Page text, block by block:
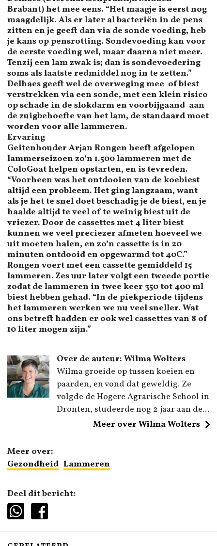
Brabant) het mee eens. “Het maagje is eerst nog
maagdelijk. Als er later al bacteriën in de pens
zitten en je geeft dan via de sonde voeding, heb
je kans op pensrotting. Sondevoeding kan voor
de eerste voeding wel, maar daarna niet meer.
Tenzij een lam zwak is; dan is sondevoedering
soms als laatste redmiddel nog in te zetten.”
Delhaes geeft wel de overweging mee of biest
verstrekken via een sonde, met een klein risico
op schade in de slokdarm en voorbijgaand aan
de zuigbehoefte van het lam, de standaard moet
worden voor alle lammeren.
Ervaring
Geitenhouder Arjan Rongen heeft afgelopen
lammerseizoen zo’n 1.500 lammeren met de
ColoGoat helpen opstarten, en is tevreden.
“Voorheen was het ontdooien van de koebiest
altijd een probleem. Het ging langzaam, want
als je het te snel doet beschadig je de biest, en je
haalde altijd te veel of te weinig biest uit de
vriezer. Door de cassettes met 4 liter biest
kunnen we veel preciezer afmeten hoeveel we
uit moeten halen, en zo’n cassette is in 20
minuten ontdooid en opgewarmd tot 40C.”
Rongen voert met een cassette gemiddeld 15
lammeren. Zes uur later volgt een tweede portie
zodat de lammeren in twee keer 350 tot 400 ml
biest hebben gehad. “In de piekperiode tijdens
het lammeren werken we nu veel sneller. Wat
ons betreft hadden er ook wel cassettes van 8 of
10 liter mogen zijn.”
Over de auteur: Wilma Wolters
Wilma groeide op tussen koeien en
paarden, en vond dat geweldig. Ze
volgde de Hogere Agrarische School in
Dronten, studeerde nog 2 jaar aan de...
Meer over Wilma Wolters
Meer over:
Gezondheid Lammeren
Deel dit bericht: